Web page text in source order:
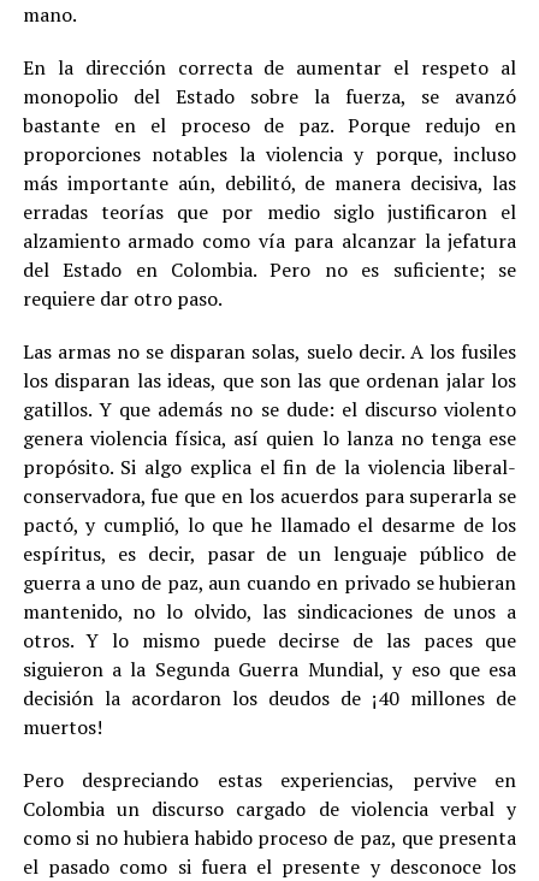
mano.
En la dirección correcta de aumentar el respeto al
monopolio del Estado sobre la fuerza, se avanzó
bastante en el proceso de paz. Porque redujo en
proporciones notables la violencia y porque, incluso
más importante aún, debilitó, de manera decisiva, las
erradas teorías que por medio siglo justificaron el
alzamiento armado como vía para alcanzar la jefatura
del Estado en Colombia. Pero no es suficiente; se
requiere dar otro paso.
Las armas no se disparan solas, suelo decir. A los fusiles
los disparan las ideas, que son las que ordenan jalar los
gatillos. Y que además no se dude: el discurso violento
genera violencia física, así quien lo lanza no tenga ese
propósito. Si algo explica el fin de la violencia liberal-
conservadora, fue que en los acuerdos para superarla se
pactó, y cumplió, lo que he llamado el desarme de los
espíritus, es decir, pasar de un lenguaje público de
guerra a uno de paz, aun cuando en privado se hubieran
mantenido, no lo olvido, las sindicaciones de unos a
otros. Y lo mismo puede decirse de las paces que
siguieron a la Segunda Guerra Mundial, y eso que esa
decisión la acordaron los deudos de ¡40 millones de
muertos!
Pero despreciando estas experiencias, pervive en
Colombia un discurso cargado de violencia verbal y
como si no hubiera habido proceso de paz, que presenta
el pasado como si fuera el presente y desconoce los